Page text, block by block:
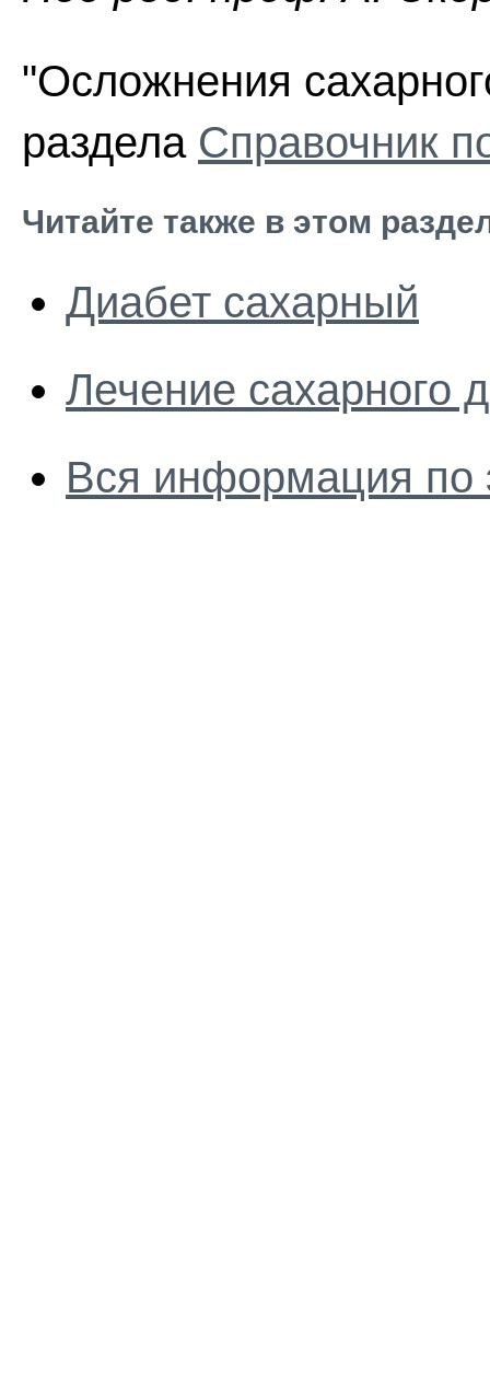
"Осложнения
раздела Справочник
Читайте также в этом
Диабет сахарный
Лечение сахарного
Вся информация по